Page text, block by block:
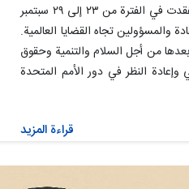
شكلت الدورة الثمانون للجمعية العامة للأمم المتحدة، التي عُقدت في الفترة من ۲۳ إلى ۲۹ سبتمبر
والمسؤولين تجاه القضايا العالمية.
من أجل السلام والتنمية وحقوق
وإعادة النظر في دور الأمم المتحدة
قراءة المزيد